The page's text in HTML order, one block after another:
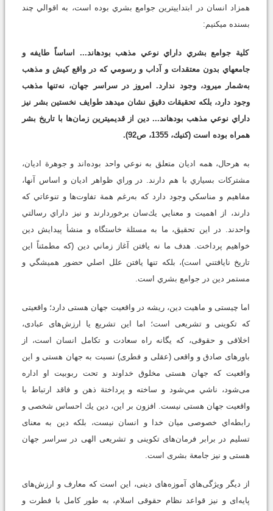
همزاد انسان در ابتدايي‏ترين جوامع بشري بوده است، به اقوالي چند
بسنده مي‏كنيم:
كلية جوامع بشري داراي نوعي مذهب بوده‏اند... اساساً طايفه و
جامعه‏اي بدون معتقدات و آداب و رسومي كه در واقع كيش و مذهب
به‌شمار مي‏رود، وجود ندارد. امروز در سراسر جهان، نه‌تنها مذهب
وجود دارد، بلكه تحقيقات دقيق نشان مي‏دهد طوايف نخستين بشر نيز
داراي نوعي مذهب بوده‏اند... دين از قديمي‏ترين زمان‌ها با تاريخ بشر
همراه بوده است (كنيك، 1355، ص92).
به هرحال، همه اديان متعلق به نوعي واحد بوده‌اند و جوهرة اديان،
مشتركات بسياري با هم دارند. در وراي ظواهر اديان و اساس آنها،
مفاهيم و مناسكي وجود دارد كه به‌رغم همة تفاوت‌ها و تنوعاتي كه
دارند، از اهميت و معنايي يك‌سان برخوردارند و نيز داراي رسالتي
واحدند. در اين تحقيق، ما به مسئلة خاستگاه و منشأ پيدايش دين
خواهيم پرداخت. هدف ما نه يافتن آغاز زماني دين (كه مطمئناً اين
تاريخ نايافتني است)، بلكه تنها يافتن علل اصلي حضور هميشگي و
مستمر دين در جوامع بشري است.
اما چيستى و ماهيت دين، ريشه در واقعيت جهان هستى دارد؛ واقعيتى
كه تكوينى و تشريعى است؛ اما اين تشريع يا ارزش‌هاى عبادى،
اخلاقى و حقوقى، كه يگانه راه سعادت و تكامل انسان است، از
باورهاى صادق و واقعى (عقلى و فطرى) نسبت به جهان هستى و اين
واقعيت كه جهان هستى مخلوق خداوند و تحت ربوبيت او اداره
مى‌شود، ناشي مي‌شود و ساخته و پرداختة ذهن و فاقد ارتباط با
واقعيت جهان هستى نيست. افزون بر اين،‌ دين يك احساس شخصى و
رابطه‌اي خصوصى ميان خدا و انسان نيست، بلكه دين به معناى
تسليم در برابر فرمان‌هاى تكوينى و تشريعى الهى در سراسر جهان
هستى و نيز جامعة بشرى است.
از ديگر ويژگى‌هاي آموزه‌هاى دينى، اين است كه معارف و ارزش‌هاى
پايه‌اى و نيز قواعد نظام حقوقى اسلام، به طور كامل با فطرت و